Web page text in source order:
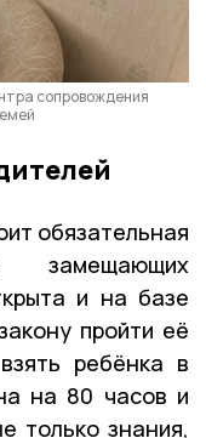
сопровождения
обязательная
замещающих
и на базе
пройти её
ребёнка в
на 80 часов и
только знания,